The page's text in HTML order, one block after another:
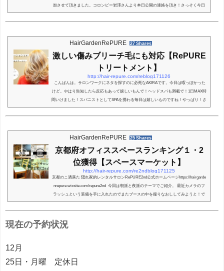
加させて頂きました。コロンピー岩澤さんより本日公開の連絡を頂き！さっそく今日
のブログネタに♪(*´∀｀*) さぁ。スタートしまっせ！スパニスト座談会 PART１http
s://player.vimeo.com/video/242010030今回のスパニスト一覧コロンピーさんのページhtt
HairGardenRePURE 27 Shares
激しい傷みブリーチ毛にも対応【RePURE
トリートメント】
http://hair-repure.com/reblog171126
こんばんは。サロンワークにネタを探すのに必死なAKIRAです。今日は暇っぽかった
けど。やはり告知したら反応もあって嬉しいもんで！ヘッドスパも満載で！1日MAX時
間いけました！スパニストとしてSPAを携わる毎日は嬉しいものですね！やっぱり！さ
て今日はブリーチとかハイダメージの髪にテーマをあててみてブログ更新します。で
はスタートハイダメージ毛ブリーチやハイライト外国人風やグラデーションカラーな
HairGardenRePURE 25 Shares
京都府オフィススペースランキング１・2
位獲得【スペースマーケット】
http://hair-repure.com/re2ndblog171125
京都のこ洒落た 隠れ家的レンタルサロンRePURE2nd公式ホームページhttps://hairgarde
nrepure.wixsite.com/repure2nd 今回は朝派と夜派のテーマでご紹介。 最近カメラのフ
ラッシュという装備を手に入れたのでまたブースの中を撮りなおししてみようと！で
はスタート夜派？朝派？ 日が暮れるのも早くなりましたね♪ 夕方17時以降がこんな雰
囲気になります♪（冬Ver） 最終は20時まで利用可能です。 朝は10時からスタート可能
です♪ 晴れてる時はこんな雰囲気！天井の高さが解放感あります！これがOPE...
現在の予約状況
12月
25日・月曜 定休日